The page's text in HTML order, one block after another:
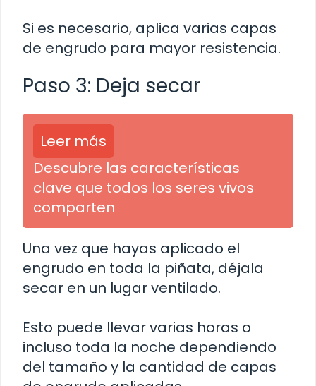
Si es necesario, aplica varias capas
de engrudo para mayor resistencia.
Paso 3: Deja secar
Leer más
Descubre las características
clave que todos los seres vivos
comparten
Una vez que hayas aplicado el
engrudo en toda la piñata, déjala
secar en un lugar ventilado.
Esto puede llevar varias horas o
incluso toda la noche dependiendo
del tamaño y la cantidad de capas